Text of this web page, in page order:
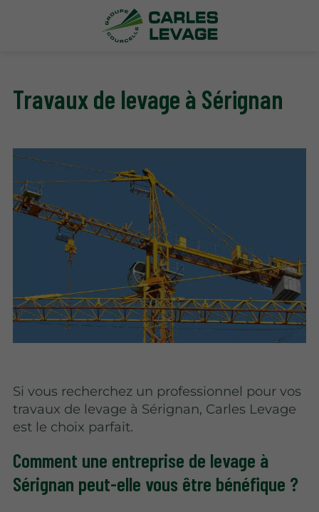
Travaux de levage à Sérignan
Si vous recherchez un professionnel pour vos
travaux de levage à Sérignan, Carles Levage
est le choix parfait.
Comment une entreprise de levage à
Sérignan peut-elle vous être bénéfique ?